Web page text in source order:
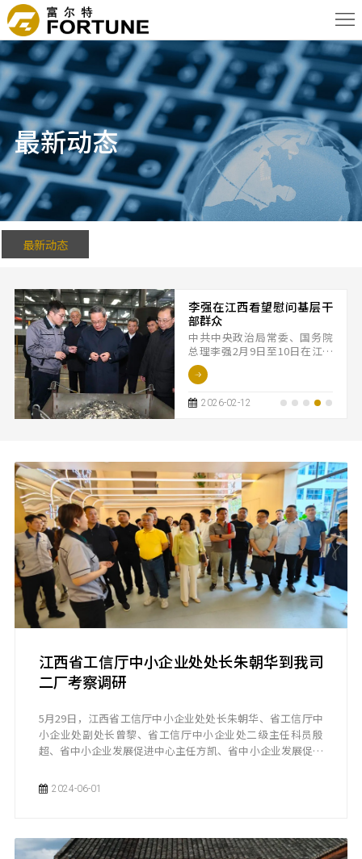
首
页
关
于
我
们
新
闻
资
讯
产
品
信
核
心
应
最新动态
最新动态
李强在江西看望慰问基层干
部群众
中共中央政治局常委、国务院
总理李强2月9日至10日在江西
赣州调研并看望慰问基层干部
群众，向大家致以新春祝福。
书记关于加快革命老区振兴发
势产业，扎实做好保障和改善
民生工作，让人民群众更加幸
福安康、生活蒸蒸日上。
2026-02-12
江西省工信厅中小企业处处长朱朝华到我司
二厂考察调研
5月29日，江西省工信厅中小企业处处长朱朝华、省工信厅中
小企业处副处长曾黎、省工信厅中小企业处二级主任科员殷
超、省中小企业发展促进中心主任方凯、省中小企业发展促进
转型考察调研，市中小企业发展促进中心主任陈元礼等陪同。
2024-06-01